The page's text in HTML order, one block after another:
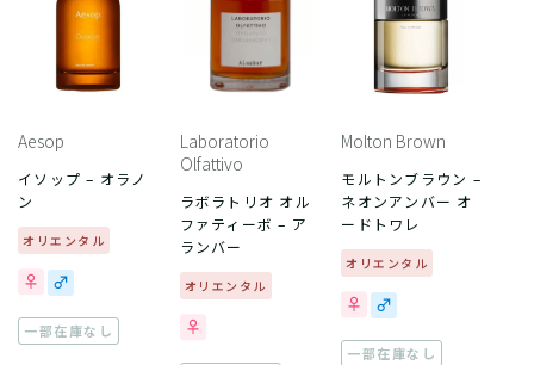
Aesop
イソップ – オラノ
ン
オリエンタル
一部在庫なし
Laboratorio
Olfattivo
ラボラトリオ オル
ファティーボ – ア
ランバー
オリエンタル
Molton Brown
モルトンブラウン –
ネオンアンバー オ
ードトワレ
オリエンタル
一部在庫なし